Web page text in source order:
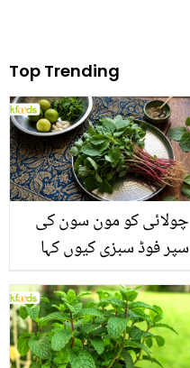
Top Trending
چولائی کو مون سون کی
سپر فوڈ سبزی کیوں کہا
منرلز اور اینٹی آکسیڈنٹس
سے بھرپور اس سبزی کے
فائدے